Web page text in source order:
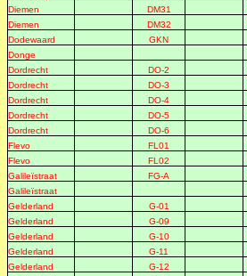
Diemen
DM31
Diemen
DM32
Dodewaard
GKN
Donge
Dordrecht
DO-2
Dordrecht
DO-3
Dordrecht
DO-4
Dordrecht
DO-5
Dordrecht
DO-6
Flevo
FL01
Flevo
FL02
Galileïstraat
FG-A
Galileïstraat
Gelderland
G-01
Gelderland
G-09
Gelderland
G-10
Gelderland
G-11
Gelderland
G-12